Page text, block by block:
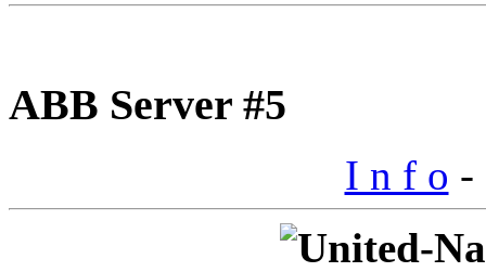
ABB Server #5
I n f o -